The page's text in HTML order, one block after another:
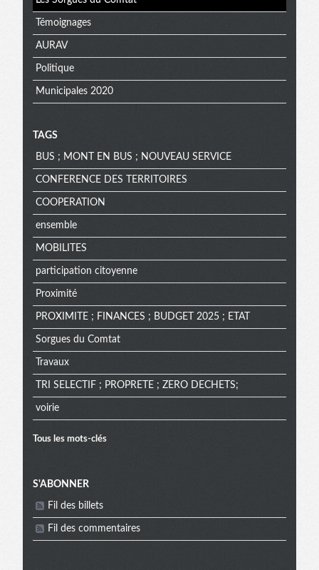
Témoignages
AURAV
Politique
Municipales 2020
TAGS
BUS ; MONT EN BUS ; NOUVEAU SERVICE
CONFERENCE DES TERRITOIRES
COOPERATION
ensemble
MOBILITES
participation citoyenne
Proximité
PROXIMITE ; FINANCES ; BUDGET 2025 ; ETAT
Sorgues du Comtat
Travaux
TRI SELECTIF ; PROPRETE ; ZERO DECHETS;
voirie
Tous les mots-clés
Menu
extra
S'ABONNER
Fil des billets
Fil des commentaires